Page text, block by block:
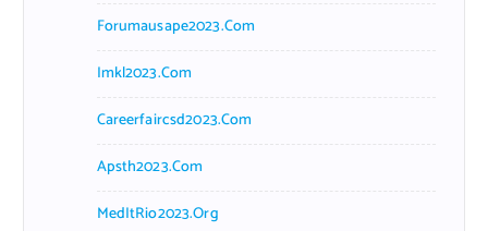
Forumausape2023.com
Imkl2023.com
Careerfaircsd2023.com
Apsth2023.com
MedItRio2023.org